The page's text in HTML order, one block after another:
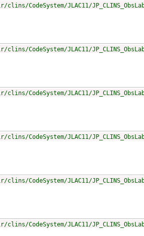
CodeSystem/JLAC11/
CodeSystem/JLAC11/
CodeSystem/JLAC11/
CodeSystem/JLAC11/
CodeSystem/JLAC11/
CodeSystem/JLAC11/